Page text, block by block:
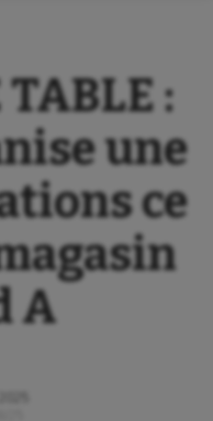
:
une
ce
A